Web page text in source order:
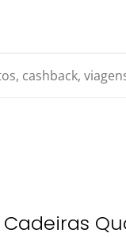
viagens...